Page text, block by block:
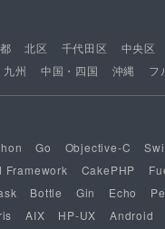
北区 千代田区 中央区
九州 中国・四国 沖縄 フ
Go Objective-C
Framework CakePHP
Bottle Gin Echo
AIX HP-UX Android